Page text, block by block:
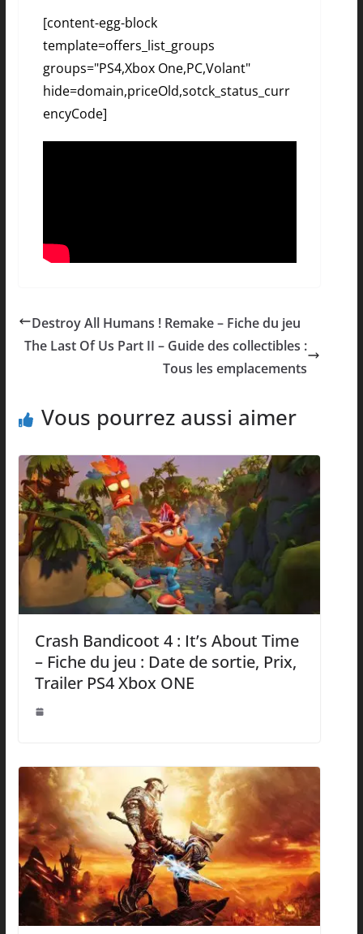
[content-egg-block
template=offers_list_groups
groups="PS4,Xbox One,PC,Volant"
hide=domain,priceOld,sotck_status_curr
encyCode]
Destroy All Humans ! Remake – Fiche du jeu
The Last Of Us Part II – Guide des collectibles :
Tous les emplacements
Vous pourrez aussi aimer
Crash Bandicoot 4 : It’s About Time
– Fiche du jeu : Date de sortie, Prix,
Trailer PS4 Xbox ONE